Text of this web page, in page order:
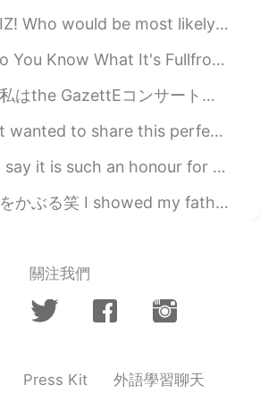
いですね。 湖は山中湖ですか？
2021.04.04 09:20
の良さに再び気付かされます。
pictures!! I can keep gazing at
2021.04.04 09:05
most likely to be interested in continental drift? 1. a professional...
___________________________________ ~S=Sleeping😪 ~...
く楽しい🎶 私はmeet&greetに出席しました、彼らと密接に話しました。 素晴らしかった〜 I went to the G...
perfectly cooked piece of meat with you guys 🤤🤤 Literally take...
for so many people around the world to all be studying wi...
father a picture of my dog Link in a hat. He found this cup! It looks jus...
關注我們
Press Kit 外語學習聊天